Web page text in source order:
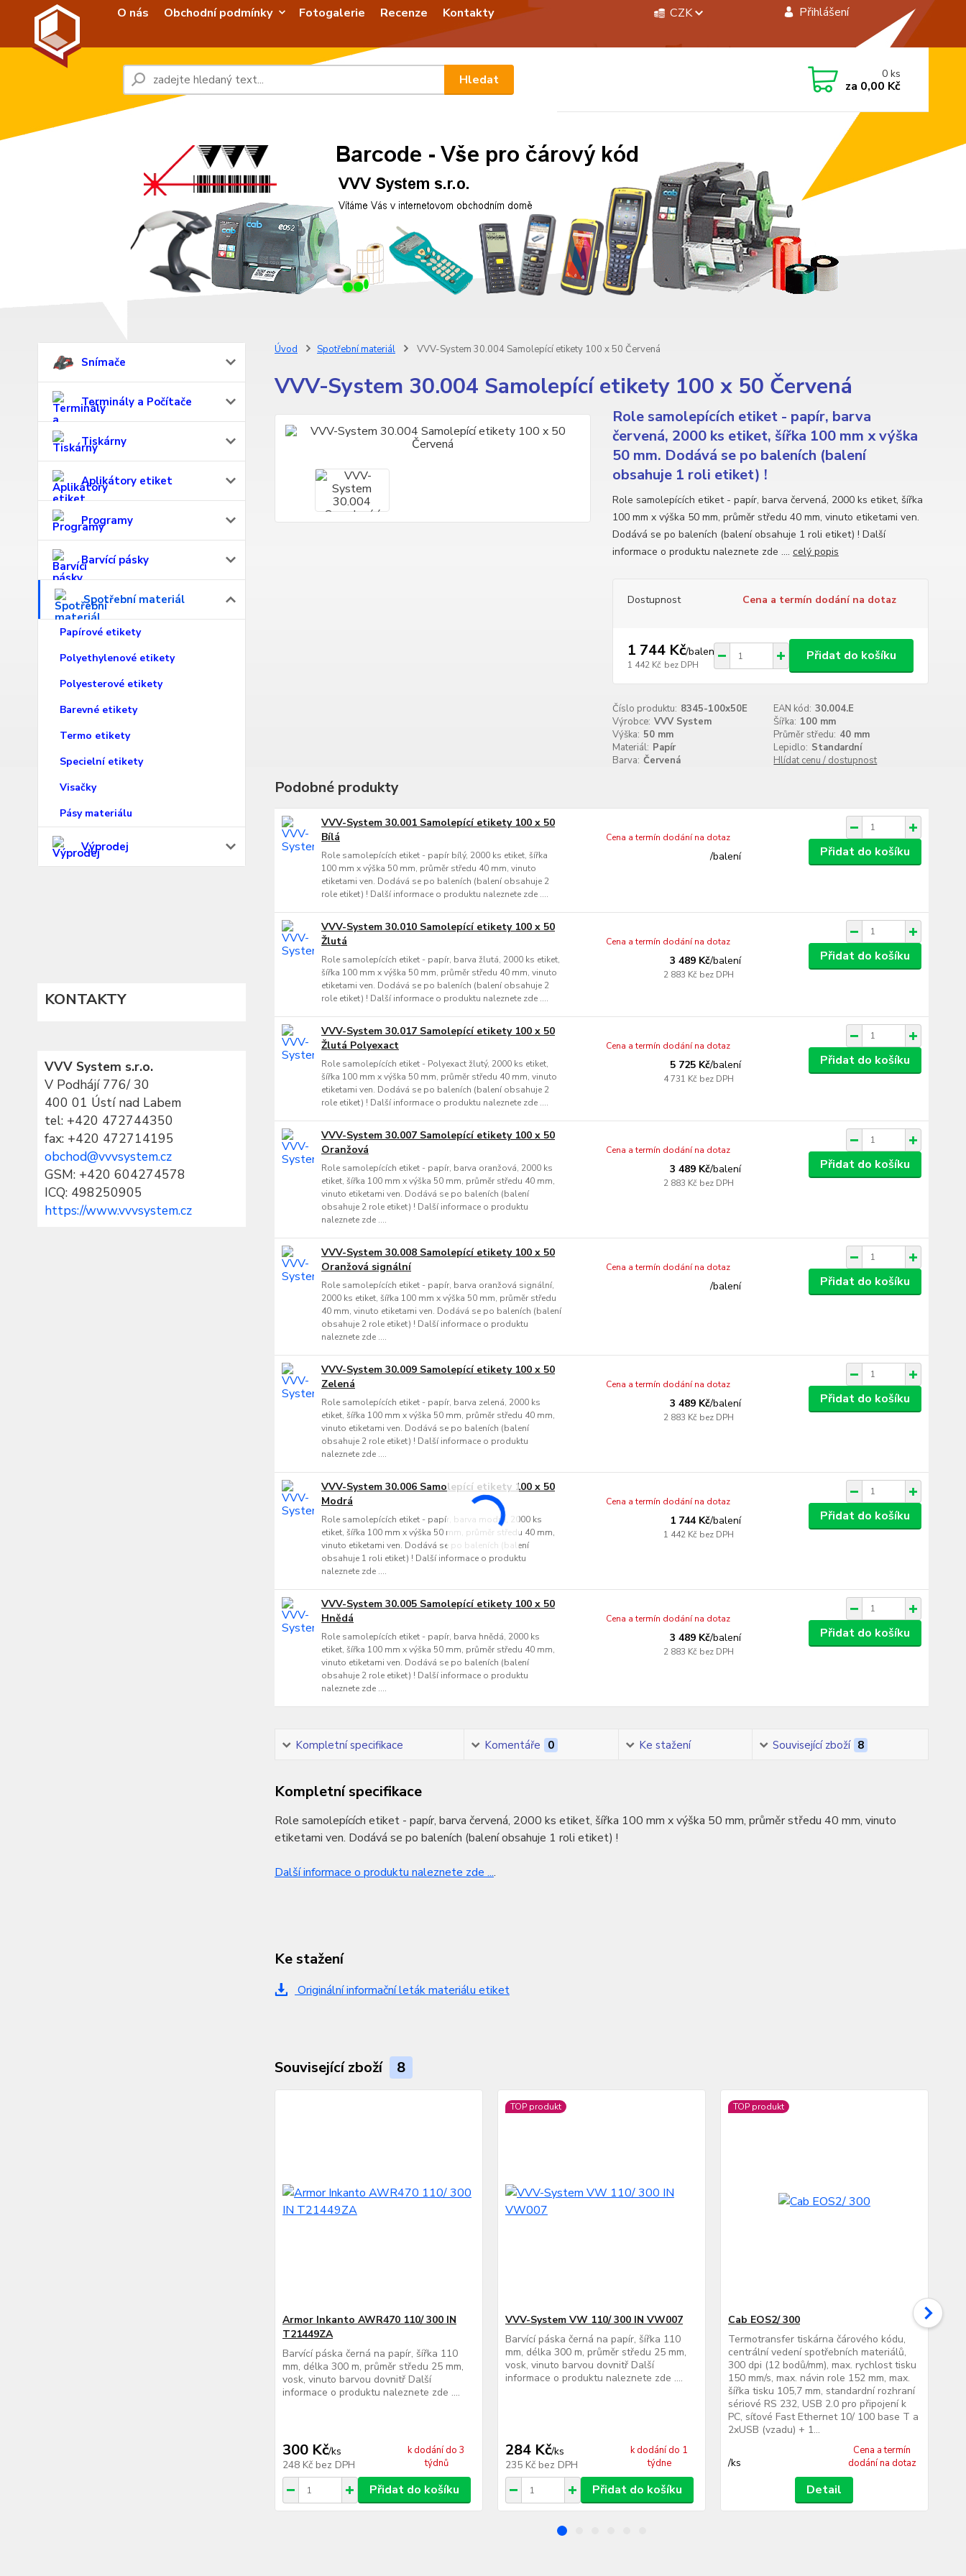
O nás Obchodní podmínky Fotogalerie Recenze Kontakty CZK Přihlášení
Hledat 0ks
za 0,00 Kč
Snímače
Terminály a Počítače
Tiskárny
Aplikátory etiket
Programy
Barvící pásky
Spotřební materiál
Papírové etikety
Polyethylenové etikety
Polyesterové etikety
Barevné etikety
Termo etikety
Specielní etikety
Visačky
Pásy materiálu
Výprodej
KONTAKTY
VVV System s.r.o.
V Podhájí 776/ 30
400 01 Ústí nad Labem
tel: +420 472744350
fax: +420 472714195
obchod@vvvsystem.cz
GSM: +420 604274578
ICQ: 498250905
https://www.vvvsystem.cz
Úvod Spotřební materiál VVV-System 30.004 Samolepící etikety 100 x 50 Červená
VVV-System 30.004 Samolepící etikety 100 x 50 Červená
Role samolepících etiket - papír, barva
červená, 2000 ks etiket, šířka 100 mm x výška
50 mm. Dodává se po baleních (balení
obsahuje 1 roli etiket) !
Role samolepících etiket - papír, barva červená, 2000 ks etiket, šířka
100 mm x výška 50 mm, průměr středu 40 mm, vinuto etiketami ven.
Dodává se po baleních (balení obsahuje 1 roli etiket) ! Další
informace o produktu naleznete zde .... celý popis
Dostupnost Cena a termín dodání na dotaz
1 744 Kč/balení
1 442 Kč bez DPH
Přidat do košíku
Číslo produktu: 8345-100x50E EAN kód: 30.004.E
Výrobce: VVV System Šířka: 100 mm
Výška: 50 mm Průměr středu: 40 mm
Materiál: Papír Lepidlo: Standardní
Barva: Červená Hlídat cenu / dostupnost
Podobné produkty
VVV-System 30.001 Samolepící etikety 100 x 50
Bílá
Role samolepících etiket - papír bílý, 2000 ks etiket, šířka
100 mm x výška 50 mm, průměr středu 40 mm, vinuto
etiketami ven. Dodává se po baleních (balení obsahuje 2
role etiket) ! Další informace o produktu naleznete zde ....
/balení
Cena a termín dodání na dotaz
Přidat do košíku
VVV-System 30.010 Samolepící etikety 100 x 50
Žlutá
Role samolepících etiket - papír, barva žlutá, 2000 ks etiket,
šířka 100 mm x výška 50 mm, průměr středu 40 mm, vinuto
etiketami ven. Dodává se po baleních (balení obsahuje 2
role etiket) ! Další informace o produktu naleznete zde ....
3 489 Kč/balení
2 883 Kč bez DPH
Cena a termín dodání na dotaz
Přidat do košíku
VVV-System 30.017 Samolepící etikety 100 x 50
Žlutá Polyexact
Role samolepících etiket - Polyexact žlutý, 2000 ks etiket,
šířka 100 mm x výška 50 mm, průměr středu 40 mm, vinuto
etiketami ven. Dodává se po baleních (balení obsahuje 2
role etiket) ! Další informace o produktu naleznete zde ....
5 725 Kč/balení
4 731 Kč bez DPH
Cena a termín dodání na dotaz
Přidat do košíku
VVV-System 30.007 Samolepící etikety 100 x 50
Oranžová
Role samolepících etiket - papír, barva oranžová, 2000 ks
etiket, šířka 100 mm x výška 50 mm, průměr středu 40 mm,
vinuto etiketami ven. Dodává se po baleních (balení
obsahuje 2 role etiket) ! Další informace o produktu
naleznete zde ....
3 489 Kč/balení
2 883 Kč bez DPH
Cena a termín dodání na dotaz
Přidat do košíku
VVV-System 30.008 Samolepící etikety 100 x 50
Oranžová signální
Role samolepících etiket - papír, barva oranžová signální,
2000 ks etiket, šířka 100 mm x výška 50 mm, průměr středu
40 mm, vinuto etiketami ven. Dodává se po baleních (balení
obsahuje 2 role etiket) ! Další informace o produktu
naleznete zde ....
/balení
Cena a termín dodání na dotaz
Přidat do košíku
VVV-System 30.009 Samolepící etikety 100 x 50
Zelená
Role samolepících etiket - papír, barva zelená, 2000 ks
etiket, šířka 100 mm x výška 50 mm, průměr středu 40 mm,
vinuto etiketami ven. Dodává se po baleních (balení
obsahuje 2 role etiket) ! Další informace o produktu
naleznete zde ....
3 489 Kč/balení
2 883 Kč bez DPH
Cena a termín dodání na dotaz
Přidat do košíku
VVV-System 30.006 Samolepící etikety 100 x 50
Modrá
Role samolepících etiket - papír, barva modrá, 2000 ks
etiket, šířka 100 mm x výška 50 mm, průměr středu 40 mm,
vinuto etiketami ven. Dodává se po baleních (balení
obsahuje 1 roli etiket) ! Další informace o produktu
naleznete zde ....
1 744 Kč/balení
1 442 Kč bez DPH
Cena a termín dodání na dotaz
Přidat do košíku
VVV-System 30.005 Samolepící etikety 100 x 50
Hnědá
Role samolepících etiket - papír, barva hnědá, 2000 ks
etiket, šířka 100 mm x výška 50 mm, průměr středu 40 mm,
vinuto etiketami ven. Dodává se po baleních (balení
obsahuje 2 role etiket) ! Další informace o produktu
naleznete zde ....
3 489 Kč/balení
2 883 Kč bez DPH
Cena a termín dodání na dotaz
Přidat do košíku
Kompletní specifikace Komentáře 0 Ke stažení Související zboží 8
Kompletní specifikace
Role samolepících etiket - papír, barva červená, 2000 ks etiket, šířka 100 mm x výška 50 mm, průměr středu 40 mm, vinuto
etiketami ven. Dodává se po baleních (balení obsahuje 1 roli etiket) !
Další informace o produktu naleznete zde ....
Ke stažení
Originální informační leták materiálu etiket
Související zboží 8
Armor Inkanto AWR470 110/ 300 IN
T21449ZA
Barvící páska černá na papír, šířka 110
mm, délka 300 m, průměr středu 25 mm,
vosk, vinuto barvou dovnitř Další
informace o produktu naleznete zde ....
300 Kč/ks
248 Kč bez DPH
k dodání do 3
týdnů
Přidat do košíku
TOP produkt
VVV-System VW 110/ 300 IN VW007
Barvící páska černá na papír, šířka 110
mm, délka 300 m, průměr středu 25 mm,
vosk, vinuto barvou dovnitř Další
informace o produktu naleznete zde ....
284 Kč/ks
235 Kč bez DPH
k dodání do 1
týdne
Přidat do košíku
TOP produkt
Cab EOS2/ 300
Termotransfer tiskárna čárového kódu,
centrální vedení spotřebních materiálů,
300 dpi (12 bodů/mm), max. rychlost tisku
150 mm/s, max. návin role 152 mm, max.
šířka tisku 105,7 mm, standardní rozhraní
sériové RS 232, USB 2.0 pro připojení k
PC, síťové Fast Ethernet 10/ 100 base T a
2xUSB (vzadu) + 1...
/ks
Cena a termín
dodání na dotaz
Detail